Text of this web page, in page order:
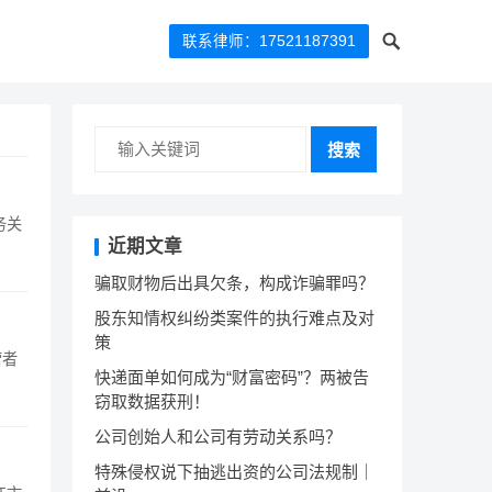
联系律师：17521187391
关
搜索
近期文章
骗取财物后出具欠条，构成诈骗罪吗？
股东知情权纠纷类案件的执行难点及对
策
快递面单如何成为“财富密码”？两被告
窃取数据获刑！
公司创始人和公司有劳动关系吗？
特殊侵权说下抽逃出资的公司法规制｜